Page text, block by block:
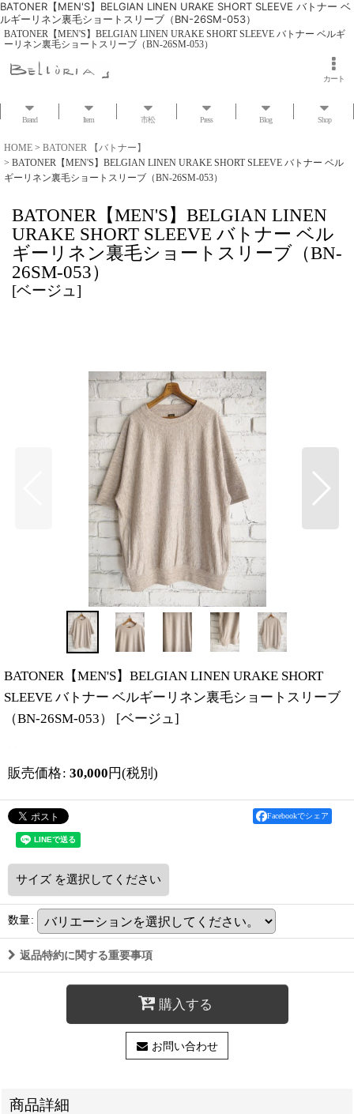
BATONER【MEN'S】BELGIAN LINEN URAKE SHORT SLEEVE バトナー ベ
ルギーリネン裏毛ショートスリーブ（BN-26SM-053）
BATONER【MEN'S】BELGIAN LINEN URAKE SHORT SLEEVE バトナー ベルギ
ーリネン裏毛ショートスリーブ（BN-26SM-053）
カート
Brand Item 市松 Press Blog Shop
HOME > BATONER 【バトナー】
> BATONER【MEN'S】BELGIAN LINEN URAKE SHORT SLEEVE バトナー ベル
ギーリネン裏毛ショートスリーブ（BN-26SM-053）
BATONER【MEN'S】BELGIAN LINEN
URAKE SHORT SLEEVE バトナー ベル
ギーリネン裏毛ショートスリーブ（BN-
26SM-053）
[ベージュ ]
BATONER【MEN'S】BELGIAN LINEN URAKE SHORT
SLEEVE バトナー ベルギーリネン裏毛ショートスリーブ
（BN-26SM-053）
[ベージュ ]
販売価格: 30,000 円(税別)
Facebookでシェア
サイズ を選択してください
数量:
返品特約に関する重要事項
購入する
お問い合わせ
商品詳細